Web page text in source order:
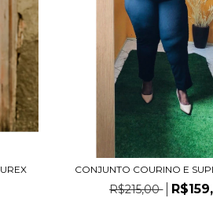
CONJUNTO COURINO E
R$215,00